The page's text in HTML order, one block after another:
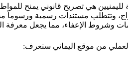
لليمنيين هي تصريح قانوني يمنح
وشروط الإعفاء، مما يجعل معرفة
من موقع اليماني ستعرف: